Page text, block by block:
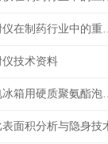
重量法蒸汽吸
技术资料
用比重仪测试电
面积分析与隐身技